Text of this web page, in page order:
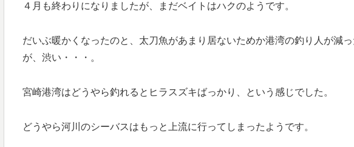
４月も終わりになりましたが、まだベイトはハクのようです。
だいぶ暖かくなったのと、太刀魚があまり居ないためか港湾の釣り人が減
が、渋い・・・。
宮崎港湾はどうやら釣れるとヒラスズキばっかり、という感じでした。
どうやら河川のシーバスはもっと上流に行ってしまったようです。